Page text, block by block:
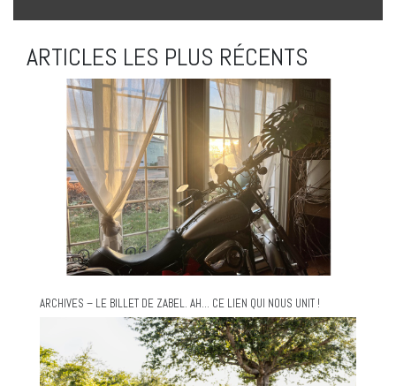
ARTICLES LES PLUS RÉCENTS
ARCHIVES – LE BILLET DE ZABEL. AH… CE LIEN QUI NOUS UNIT !